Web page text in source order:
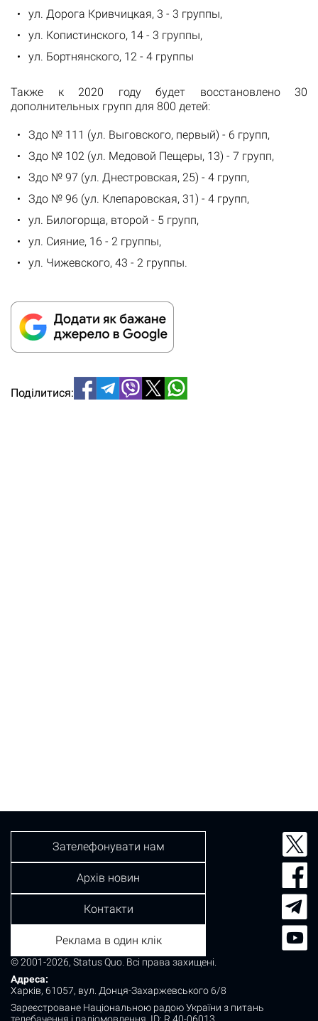
ул. Дорога Кривчицкая, 3 - 3 группы,
ул. Копистинского, 14 - 3 группы,
ул. Бортнянского, 12 - 4 группы
Также к 2020 году будет восстановлено 30
дополнительных групп для 800 детей:
Здо № 111 (ул. Выговского, первый) - 6 групп,
Здо № 102 (ул. Медовой Пещеры, 13) - 7 групп,
Здо № 97 (ул. Днестровская, 25) - 4 групп,
Здо № 96 (ул. Клепаровская, 31) - 4 групп,
ул. Билогорща, второй - 5 групп,
ул. Сияние, 16 - 2 группы,
ул. Чижевского, 43 - 2 группы.
Поділитися:
© 2001-2026, Status Quo. Всі права захищені.
Адреса:
Харків, 61057, вул. Донця-Захаржевського 6/8
Зареєстроване Національною радою України з питань
телебачення і радіомовлення. ID: R 40-06013.
Зателефонувати нам
Архів новин
Контакти
Реклама в один клік